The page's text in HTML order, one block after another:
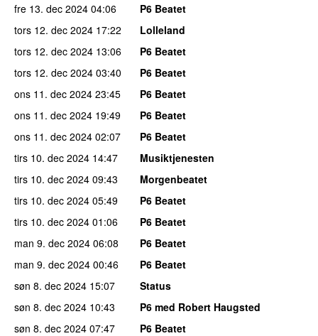
fre 13. dec 2024 04:06
P6 Beatet
tors 12. dec 2024 17:22
Lolleland
tors 12. dec 2024 13:06
P6 Beatet
tors 12. dec 2024 03:40
P6 Beatet
ons 11. dec 2024 23:45
P6 Beatet
ons 11. dec 2024 19:49
P6 Beatet
ons 11. dec 2024 02:07
P6 Beatet
tirs 10. dec 2024 14:47
Musiktjenesten
tirs 10. dec 2024 09:43
Morgenbeatet
tirs 10. dec 2024 05:49
P6 Beatet
tirs 10. dec 2024 01:06
P6 Beatet
man 9. dec 2024 06:08
P6 Beatet
man 9. dec 2024 00:46
P6 Beatet
søn 8. dec 2024 15:07
Status
søn 8. dec 2024 10:43
P6 med Robert Haugsted
søn 8. dec 2024 07:47
P6 Beatet